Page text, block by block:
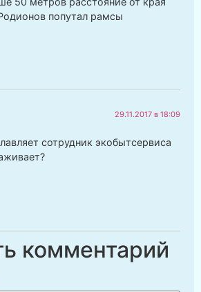
попутал рамсы
29.11.2017 в 18:09
сотрудник экобытсервиса
комментарий